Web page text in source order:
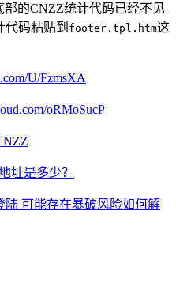
部的CNZZ统计代码已经不见
码粘贴到 footer.tpl.htm这
U/FzmsXA
oRMoSucP
址是多少？
可能存在暴破风险如何解